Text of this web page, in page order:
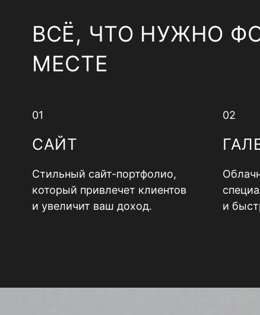
ВСЁ, ЧТО НУЖНО
МЕСТЕ
01
САЙТ
Стильный сайт-портфолио,
который привлечет клиентов
и увеличит ваш доход.
02
и